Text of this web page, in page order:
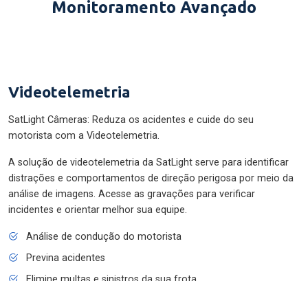
Monitoramento Avançado
Videotelemetria
SatLight Câmeras: Reduza os acidentes e cuide do seu
motorista com a Videotelemetria.
A solução de videotelemetria da SatLight serve para identificar
distrações e comportamentos de direção perigosa por meio da
análise de imagens. Acesse as gravações para verificar
incidentes e orientar melhor sua equipe.
Análise de condução do motorista
Previna acidentes